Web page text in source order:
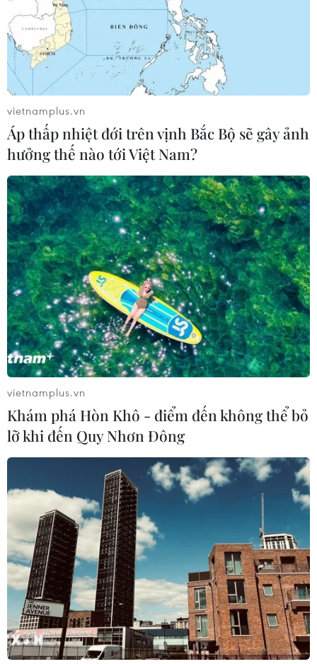
vietnamplus.vn
Áp thấp nhiệt đới trên vịnh Bắc Bộ sẽ gây ảnh
hưởng thế nào tới Việt Nam?
vietnamplus.vn
Khám phá Hòn Khô - điểm đến không thể bỏ
lỡ khi đến Quy Nhơn Đông